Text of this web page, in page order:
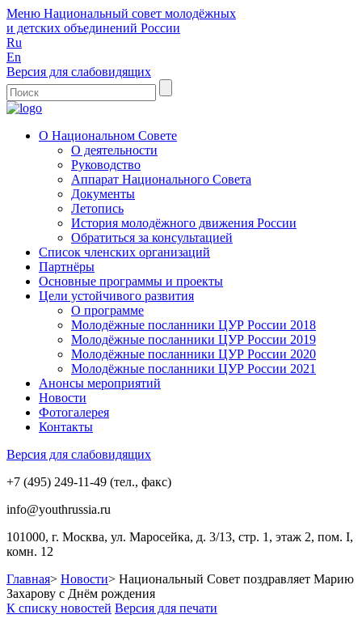
Меню Национальный совет молодёжных
и детских объединений России
Ru
En
Версия для слабовидящих
О Национальном Совете
О деятельности
Руководство
Аппарат Национального Совета
Документы
Летопись
История молодёжного движения России
Обратиться за консультацией
Список членских организаций
Партнёры
Основные программы и проекты
Цели устойчивого развития
О программе
Молодёжные посланники ЦУР России 2018
Молодёжные посланники ЦУР России 2019
Молодёжные посланники ЦУР России 2020
Молодёжные посланники ЦУР России 2021
Анонсы мероприятий
Новости
Фотогалерея
Контакты
Версия для слабовидящих
+7 (495) 249-11-49 (тел., факс)
info@youthrussia.ru
101000, г. Москва, ул. Маросейка, д. 3/13, стр. 1, этаж 2, пом. I,
комн. 12
Главная> Новости> Национальный Совет поздравляет Марию
Захарову с Днём рождения
К списку новостей Версия для печати